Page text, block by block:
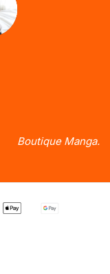
Boutique Manga.